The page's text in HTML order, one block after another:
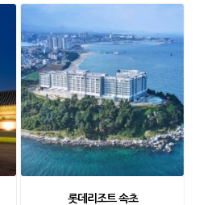
롯데리조트 속초